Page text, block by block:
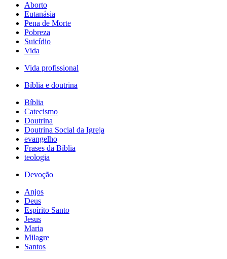
Aborto
Eutanásia
Pena de Morte
Pobreza
Suicídio
Vida
Vida profissional
Bíblia e doutrina
Bíblia
Catecismo
Doutrina
Doutrina Social da Igreja
evangelho
Frases da Bíblia
teologia
Devoção
Anjos
Deus
Espírito Santo
Jesus
Maria
Milagre
Santos